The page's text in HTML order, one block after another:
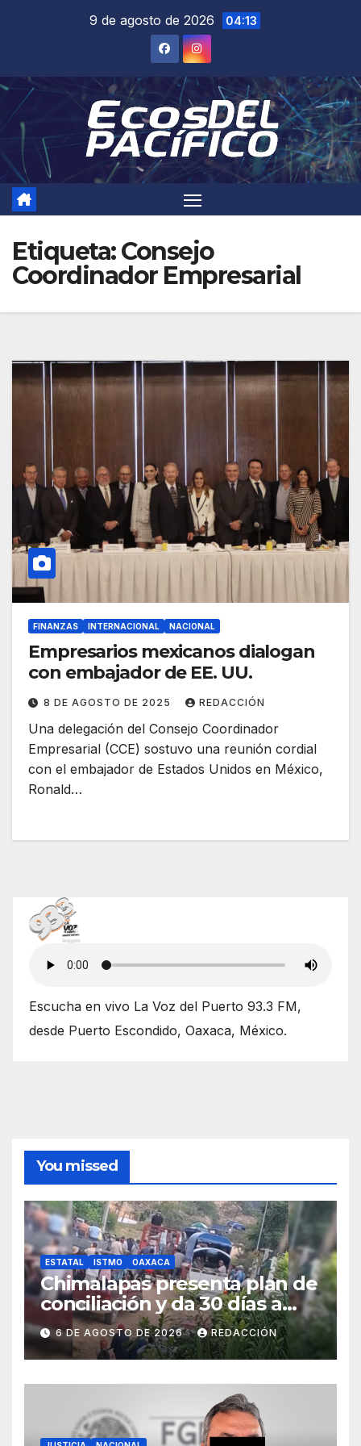
9 de agosto de 2026 04:13
Etiqueta:Consejo
Coordinador Empresarial
FINANZAS INTERNACIONAL NACIONAL
Empresarios mexicanos dialogan
con embajador de EE. UU.
8 DE AGOSTO DE 2025 REDACCIÓN
Una delegación del Consejo Coordinador
Empresarial (CCE) sostuvo una reunión cordial
con el embajador de Estados Unidos en México,
Ronald…
Escucha en vivo La Voz del Puerto 93.3 FM,
desde Puerto Escondido, Oaxaca, México.
You missed
ESTATAL ISTMO OAXACA
Chimalapas presenta plan de
conciliación y da 30 días a
ejidos chiapanecos para
definir situación territorial
6 DE AGOSTO DE 2026 REDACCIÓN